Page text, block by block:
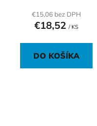
€15,06 bez DPH
€18,52 / KS
DO KOŠÍKA